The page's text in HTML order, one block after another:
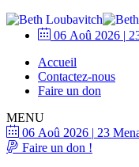
06 Aoû 2026 |
Accueil
Contactez-nous
Faire un don
MENU
06 Aoû 2026 | 23
Faire un don !